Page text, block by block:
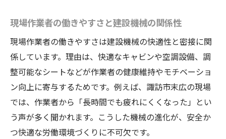
作業負担を軽減する建設機械の工夫と選び
快適な建設機械が現場の健康管理に与える
効果
建設機械の快適性向上で離職防止につなげ
る方法
建設機械の快適化が職場環境を変える最新
事例
現場作業者の働きやすさと建設機械の関係性
現場作業者の働きやすさは建設機械の快適性と密接に関
係しています。理由は、快適なキャビンや空調設備、調
整可能なシートなどが作業者の健康維持やモチベーショ
ン向上に寄与するためです。例えば、諏訪市末広の現場
では、作業者から「長時間でも疲れにくくなった」とい
う声が多く聞かれます。こうした機械の進化が、安全か
つ快適な労働環境づくりに不可欠です。